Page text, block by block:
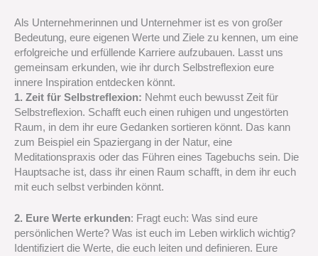
Als Unternehmerinnen und Unternehmer ist es von großer
Bedeutung, eure eigenen Werte und Ziele zu kennen, um eine
erfolgreiche und erfüllende Karriere aufzubauen. Lasst uns
gemeinsam erkunden, wie ihr durch Selbstreflexion eure
innere Inspiration entdecken könnt.
1. Zeit für Selbstreflexion: Nehmt euch bewusst Zeit für
Selbstreflexion. Schafft euch einen ruhigen und ungestörten
Raum, in dem ihr eure Gedanken sortieren könnt. Das kann
zum Beispiel ein Spaziergang in der Natur, eine
Meditationspraxis oder das Führen eines Tagebuchs sein. Die
Hauptsache ist, dass ihr einen Raum schafft, in dem ihr euch
mit euch selbst verbinden könnt.
2. Eure Werte erkunden: Fragt euch: Was sind eure
persönlichen Werte? Was ist euch im Leben wirklich wichtig?
Identifiziert die Werte, die euch leiten und definieren. Eure